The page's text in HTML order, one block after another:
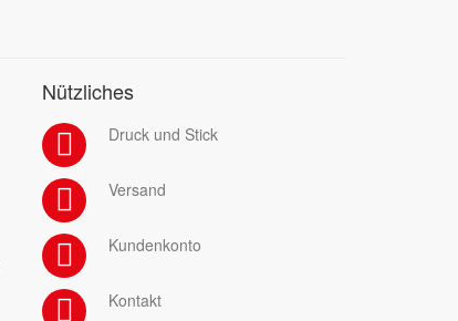
Nützliches
Druck und Stick
Versand
Kundenkonto
Kontakt